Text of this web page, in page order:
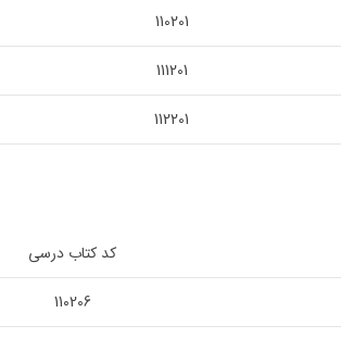
110201
111201
112201
کد کتاب درسی
110206